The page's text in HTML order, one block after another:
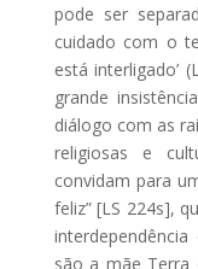
pode ser
cuidado com o
está interligado’
grande
diálogo com as
religiosas e
convidam para
feliz” [LS 224s],
são a mãe Terra